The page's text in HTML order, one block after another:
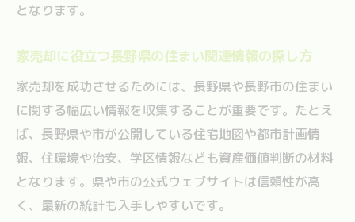
地建やSUUMO長野市情報を家売却戦略にど
家売却の成功に導く地域動向の調べ方
家売却時に役立つ周辺エリアの比較ポイン
ト
家売却に迷った時の情報源選びポイント
家売却で迷ったら信頼できる情報源を優先
となります。
家売却に役立つ長野県の住まい関連情報の探し方
家売却を成功させるためには、長野県や長野市の住まい
に関する幅広い情報を収集することが重要です。たとえ
ば、長野県や市が公開している住宅地図や都市計画情
報、住環境や治安、学区情報なども資産価値判断の材料
となります。県や市の公式ウェブサイトは信頼性が高
く、最新の統計も入手しやすいです。